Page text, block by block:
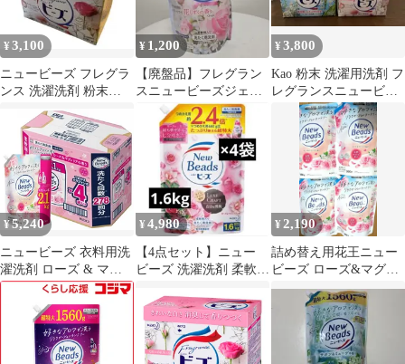
¥3,100
ニュービーズ フレグラ
ンス 洗濯洗剤 粉末
¥ 1,200
【廃盤品】フレグラン
スニュービーズジェル
花しずくの香り 詰め替
え用 730g
¥3,800
Kao 粉末 洗濯用洗剤 フ
レグランスニュービー
ズ 800g 2箱セット
¥5,240
ニュービーズ 衣料用洗
濯洗剤 ローズ & マグ
ノリアの香り 詰替え
2.1kg x 4パック NEW
BEADS Liquid Laundry
Detergent Rose &
Magnolia Scent Refill
¥ 4,980
【4点セット】ニュー
ビーズ 洗濯洗剤 柔軟剤
量
¥ 2,190
詰め替え用花王ニュー
ビーズ ローズ&マグノ
リアの香り 超特大
☆900g 4袋NN